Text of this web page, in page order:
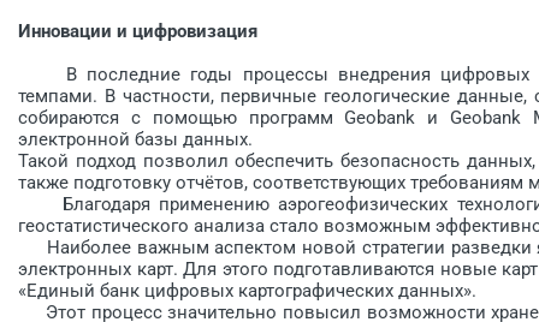
Инновации и цифровизация
В последние годы процессы внедрения цифровых
темпами. В частности, первичные геологические
собираются с помощью программ Geobank и Geobank
электронной базы данных.
Такой подход позволил обеспечить безопасность
также подготовку отчётов, соответствующих требованиям
Благодаря применению аэрогео­физических
геостатистического анализа стало возможным
Наиболее важным аспектом новой стратегии
электронных карт. Для этого подготавливаются новые
«Единый банк цифровых картографических данных».
Этот процесс значительно повысил возможности